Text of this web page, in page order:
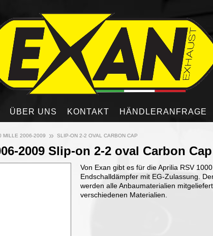
ÜBER UNS KONTAKT HÄNDLERANFRAGE
MILLE 2006-2009 » SLIP-ON 2-2 OVAL CARBON CAP
2009 Slip-on 2-2 oval Carbon Cap
Von Exan gibt es für die Aprilia RSV
Endschalldämpfer mit EG-Zulassung.
werden alle Anbaumaterialien
verschiedenen Materialien.